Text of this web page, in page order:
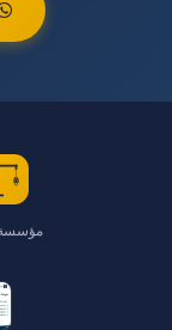
مؤسسة